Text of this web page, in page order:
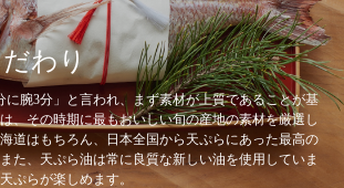
わり
に腕3分」と言われ、まず素材が上質であることが基
、その時期に最もおいしい旬の産地の素材を厳選し
道はもちろん、日本全国から天ぷらにあった最高の
た、天ぷら油は常に良質な新しい油を使用していま
ぷらが楽しめます。